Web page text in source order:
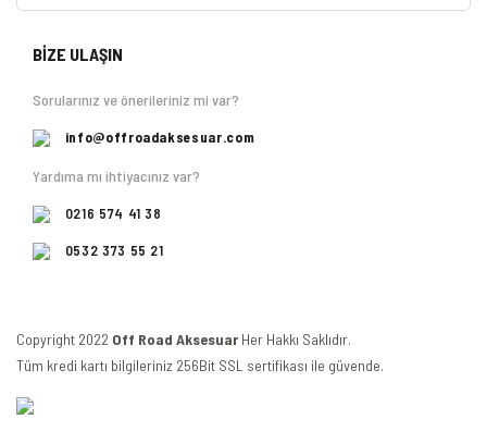
BİZE ULAŞIN
Sorularınız ve önerileriniz mi var?
info@offroadaksesuar.com
Yardıma mı ihtiyacınız var?
0216 574 41 38
0532 373 55 21
Copyright 2022 Off Road Aksesuar Her Hakkı Saklıdır.
Tüm kredi kartı bilgileriniz 256Bit SSL sertifikası ile güvende.